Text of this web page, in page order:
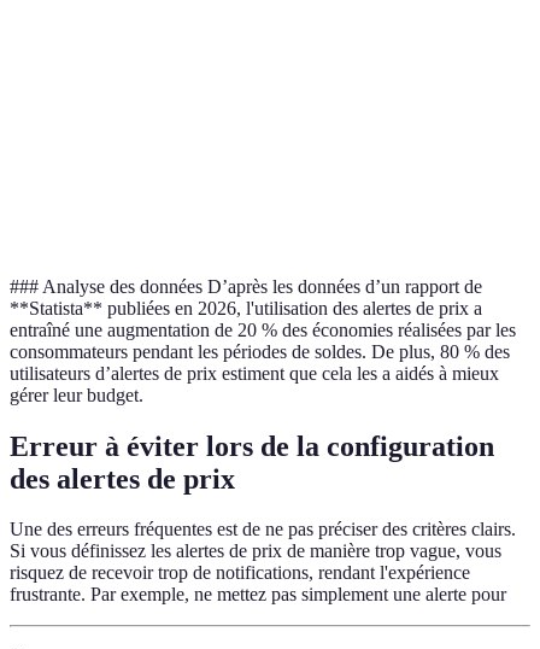
### Analyse des données D’après les données d’un rapport de
**Statista** publiées en 2026, l'utilisation des alertes de prix a
entraîné une augmentation de 20 % des économies réalisées par les
consommateurs pendant les périodes de soldes. De plus, 80 % des
utilisateurs d’alertes de prix estiment que cela les a aidés à mieux
gérer leur budget.
Erreur à éviter lors de la configuration
des alertes de prix
Une des erreurs fréquentes est de ne pas préciser des critères clairs.
Si vous définissez les alertes de prix de manière trop vague, vous
risquez de recevoir trop de notifications, rendant l'expérience
frustrante. Par exemple, ne mettez pas simplement une alerte pour